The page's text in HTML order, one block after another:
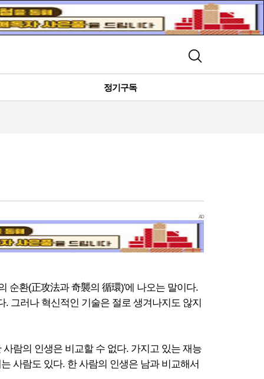
검색
정기구독
AD
순환(正攻法과 奇襲의 循環)′에 나오는 말이다.
그러나 혁신적인 기술은 절로 생겨나지도 않지
람의 인생은 비교할 수 없다. 가지고 있는 재능
사람도 있다. 한 사람의 인생은 남과 비교해서